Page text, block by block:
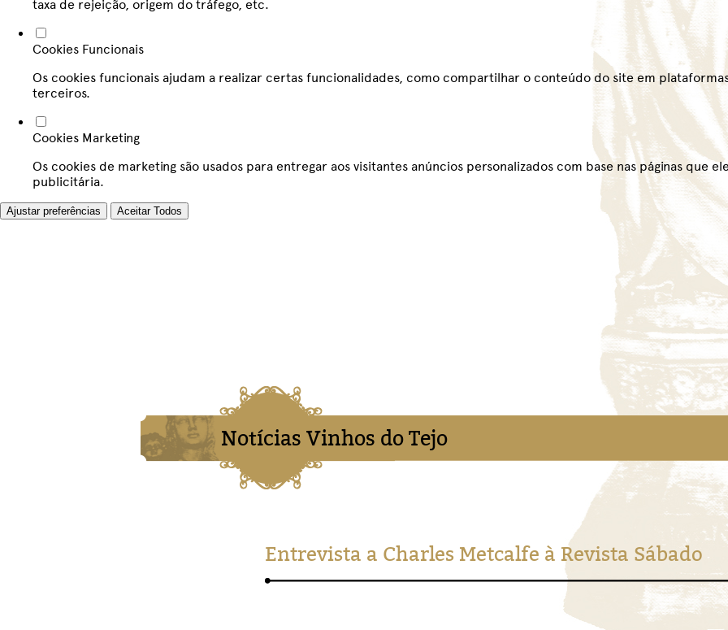
taxa de rejeição, origem do tráfego, etc.
Cookies Funcionais
Os cookies funcionais ajudam a realizar certas funcionalidades, como compartilhar o conteúdo do site em
terceiros.
Cookies Marketing
Os cookies de marketing são usados para entregar aos visitantes anúncios personalizados com base nas páginas que
publicitária.
Ajustar preferências Aceitar Todos
Notícias Vinhos do Tejo
Entrevista a Charles Metcalfe à Revista Sábado